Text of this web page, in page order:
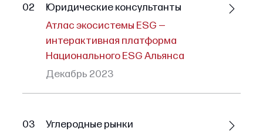
02
Юридические консультанты
Атлас экосистемы ESG —
интерактивная платформа
Национального ESG Альянса
Декабрь 2023
03
Углеродные рынки